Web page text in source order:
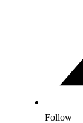
Follow